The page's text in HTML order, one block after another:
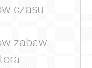
czasu
zabaw